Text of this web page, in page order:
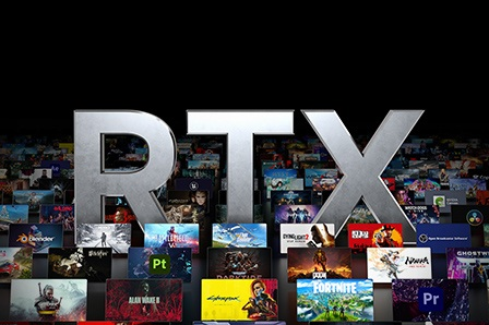
Warhammer 40,000: Darktide